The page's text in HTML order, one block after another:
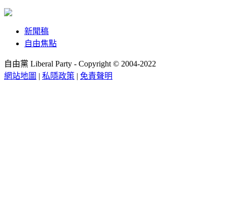
新聞稿
自由焦點
自由黨 Liberal Party - Copyright © 2004-2022
網站地圖 | 私隱政策 | 免責聲明